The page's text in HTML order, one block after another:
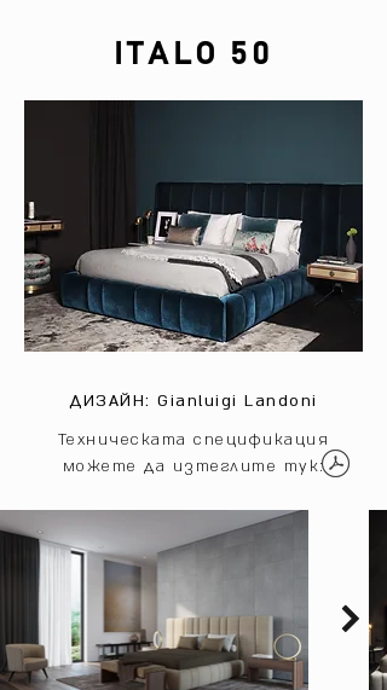
ITALO 50
ДИЗАЙН: Gianluigi Landoni
Техническата спецификация
можете да изтеглите тук: